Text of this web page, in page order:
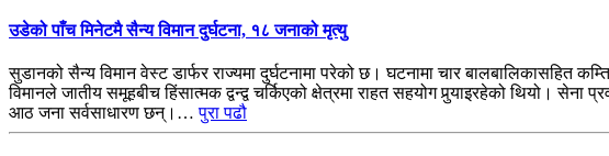
उडेको पाँच मिनेटमै सैन्य विमान दुर्घटना, १८ जनाको मृत्यु
सुडानको सैन्य विमान वेस्ट डार्फर राज्यमा दुर्घटनामा परेको छ। घटनामा चार बालबालिकासहित
विमानले जातीय समूहबीच हिंसात्मक द्वन्द्व चर्किएको क्षेत्रमा राहत सहयोग पुर्‍याइरहेको थियो।
आठ जना सर्वसाधारण छन्।…पुरा पढौ